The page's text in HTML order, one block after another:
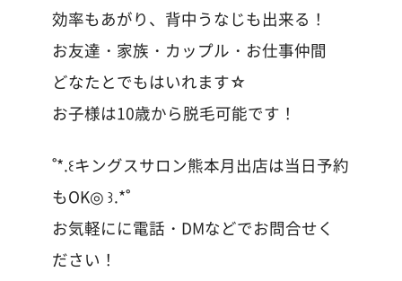
効率もあがり、背中うなじも出来る！
お友達・家族・カップル・お仕事仲間
どなたとでもはいれます☆
お子様は10歳から脱毛可能です！
˚*.꒰キングスサロン熊本月出店は当日予約
もOK◎ ꒱.*˚
お気軽にに電話・DMなどでお問合せく
ださい！